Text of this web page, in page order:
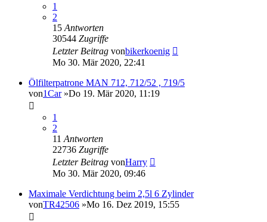
1
2
15 Antworten
30544 Zugriffe
Letzter Beitrag vonbikerkoenig
Mo 30. Mär 2020, 22:41
Ölfilterpatrone MAN 712, 712/52 , 719/5
von1Car»Do 19. Mär 2020, 11:19
1
2
11 Antworten
22736 Zugriffe
Letzter Beitrag vonHarry
Mo 30. Mär 2020, 09:46
Maximale Verdichtung beim 2,5l 6 Zylinder
vonTR42506 »Mo 16. Dez 2019, 15:55